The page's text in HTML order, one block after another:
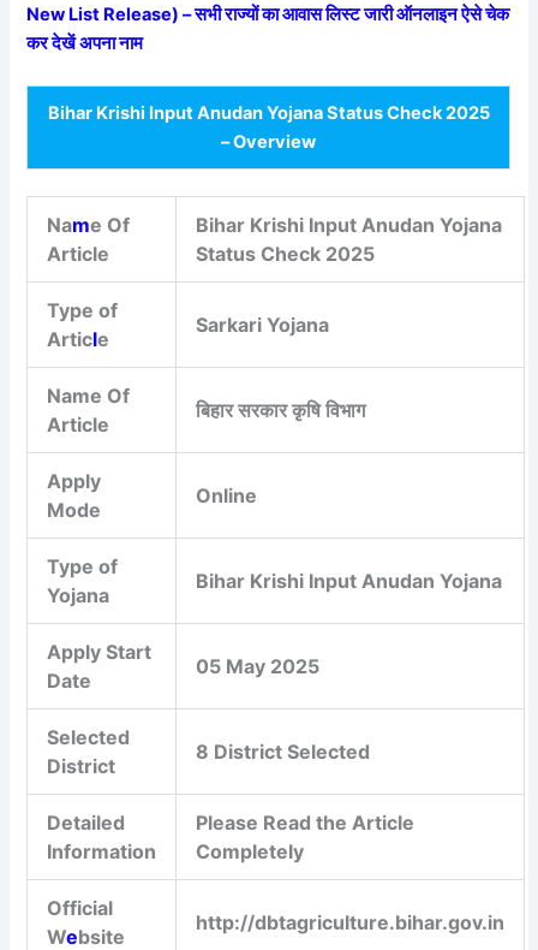
New List Release) – सभी राज्यों का आवास लिस्ट जारी ऑनलाइन ऐसे चेक
कर देखें अपना नाम
Bihar Krishi Input Anudan Yojana Status Check 2025
– Overview
Name Of
Article
Bihar Krishi Input Anudan Yojana
Status Check 2025
Type of
Article
Sarkari Yojana
Name Of
Article
बिहार सरकार कृषि विभाग
Apply
Mode
Online
Type of
Yojana
Bihar Krishi Input Anudan Yojana
Apply Start
Date
05 May 2025
Selected
District
8 District Selected
Detailed
Information
Please Read the Article
Completely
Official
Website
http://dbtagriculture.bihar.gov.in